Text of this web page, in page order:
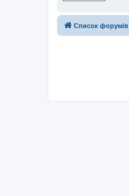
Список форумів